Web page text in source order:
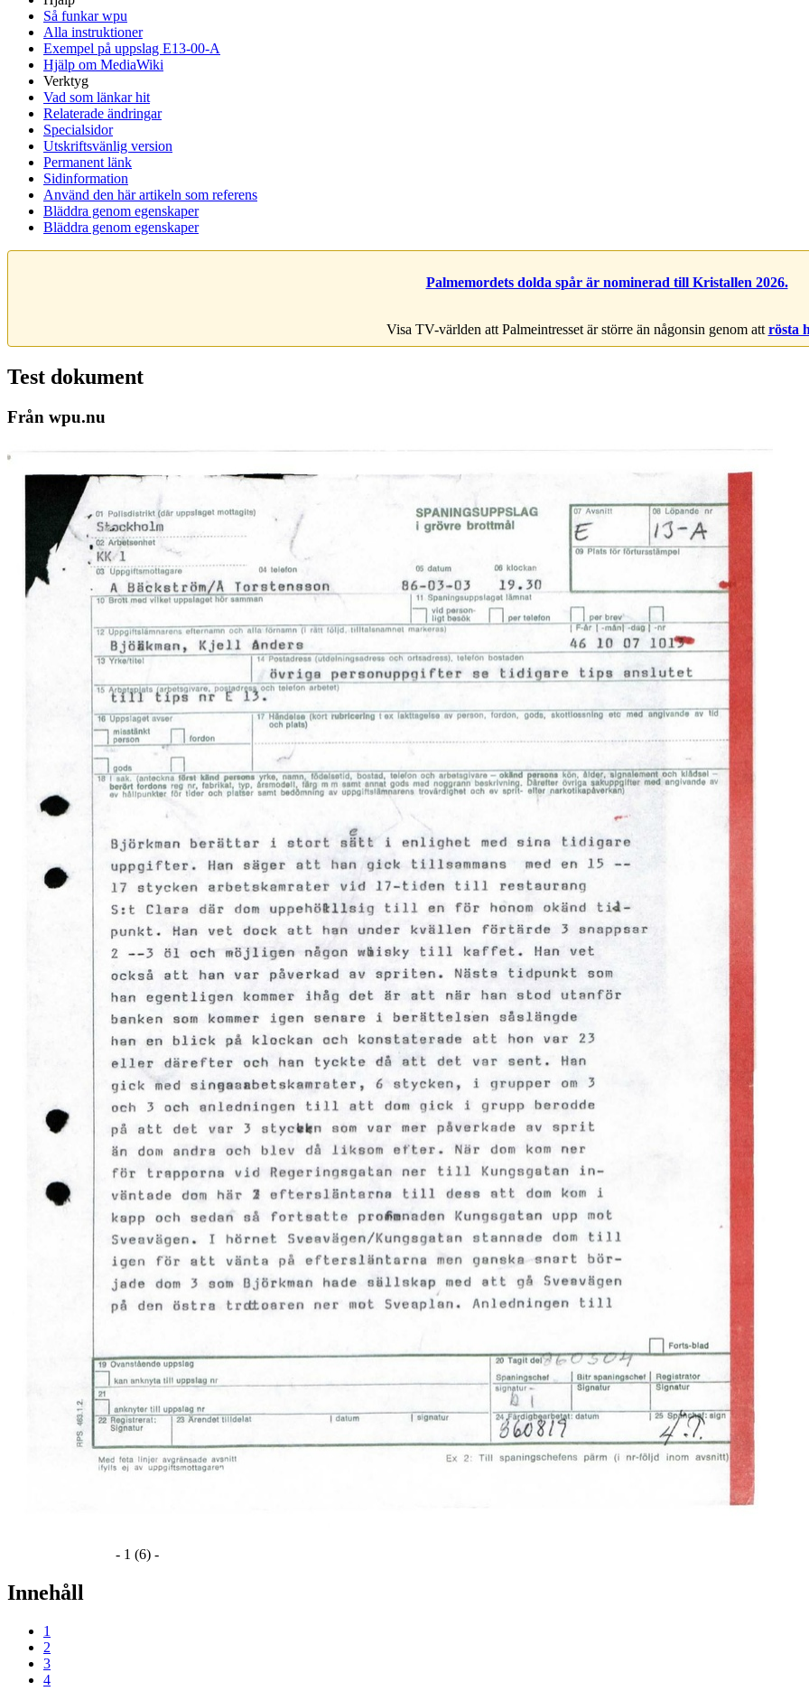
Så funkar wpu
Alla instruktioner
Exempel på uppslag E13-00-A
Hjälp om MediaWiki
Verktyg
Vad som länkar hit
Relaterade ändringar
Specialsidor
Utskriftsvänlig version
Permanent länk
Sidinformation
Använd den här artikeln som referens
Bläddra genom egenskaper
Bläddra genom egenskaper
Palmemordets dolda spår är nominerad till Kristallen 2026.
Visa TV-världen att Palmeintresset är större än någonsin genom att rösta
Test dokument
Från wpu.nu
- 1 (6) -
Innehåll
1
2
3
4